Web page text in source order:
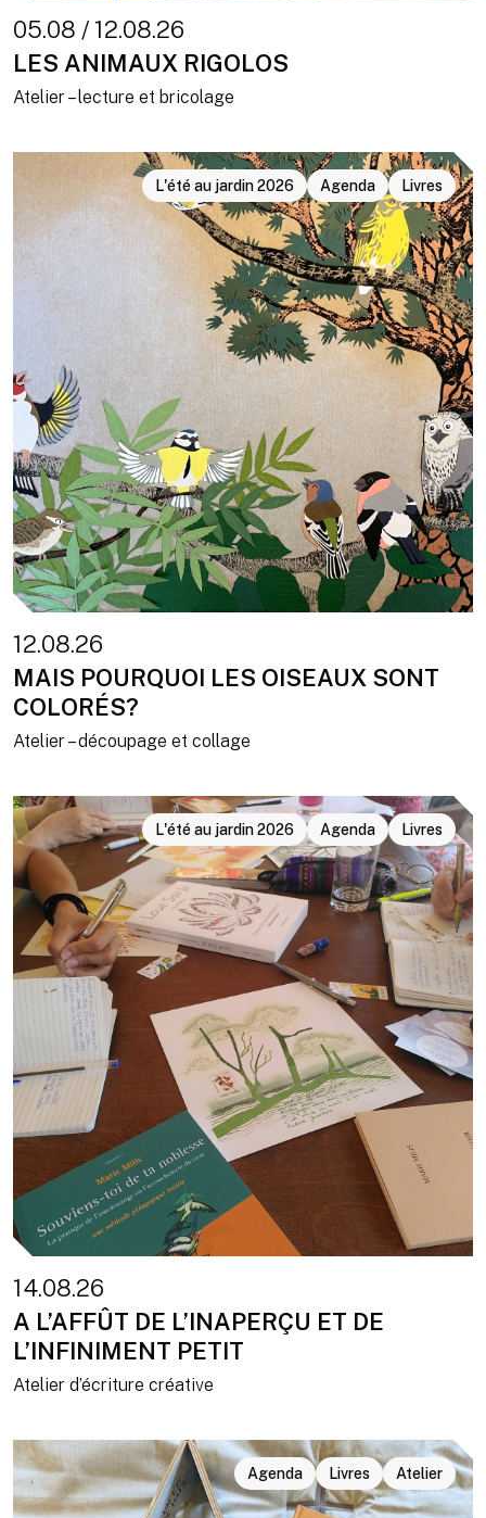
05.08 / 12.08.26
LES ANIMAUX RIGOLOS
Atelier – lecture et bricolage
L'été au jardin 2026 Agenda Livres
12.08.26
MAIS POURQUOI LES OISEAUX SONT
COLORÉS?
Atelier – découpage et collage
L'été au jardin 2026 Agenda Livres
14.08.26
A L’AFFÛT DE L’INAPERÇU ET DE
L’INFINIMENT PETIT
Atelier d’écriture créative
Agenda Livres Atelier